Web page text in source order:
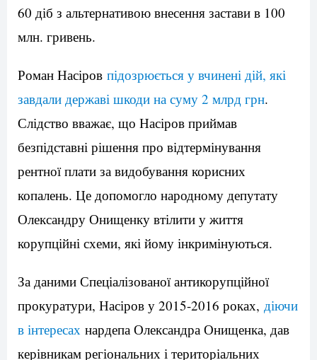
60 діб з альтернативою внесення застави в 100
млн. гривень.
Роман Насіров підозрюється у вчинені дій, які
завдали державі шкоди на суму 2 млрд грн.
Слідство вважає, що Насіров приймав
безпідставні рішення про відтермінування
рентної плати за видобування корисних
копалень. Це допомогло народному депутату
Олександру Онищенку втілити у життя
корупційні схеми, які йому інкримінуються.
За даними Спеціалізованої антикорупційної
прокуратури, Насіров у 2015-2016 роках, діючи
в інтересах нардепа Олександра Онищенка, дав
керівникам регіональних і територіальних